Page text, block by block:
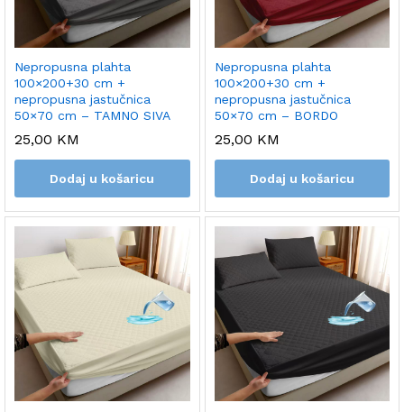
Nepropusna plahta
100×200+30 cm +
nepropusna jastučnica
50×70 cm – TAMNO SIVA
25,00 KM
Dodaj u košaricu
Nepropusna plahta
100×200+30 cm +
nepropusna jastučnica
50×70 cm – BORDO
25,00 KM
Dodaj u košaricu